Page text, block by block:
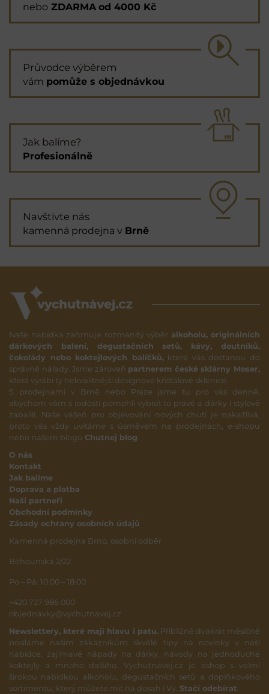
nebo ZDARMA od 4000 Kč
Průvodce výběrem
vám pomůže s objednávkou
Jak balíme?
Profesionálně
Navštivte nás
kamenná prodejna v Brně
Naše nabídka zahrnuje rozmanitý výběr alkoholu, originálních
dárkových balení, degustačních setů, kávy, doutníků,
čokolády nebo koktejlových balíčků,které vás dostanou do
správné nálady. Jsme zároveň partnerem české sklárny Moser,
která vyrábí ty nekvalitnější designové křišťálové sklenice.
S prodejnami v Brně nebo Praze jsme tu pro vás denně,
abychom vám s radostí pomohli vybrat to pravé a dárky i stylově
zabalili. Naše vášeň pro objevování nových chutí je nakažlivá,
proto vás vždy uvítáme s úsměvem na prodejnách, e-shopu
nebo našem blogu Chutnej blog.
O nás
Kontakt
Jak balíme
Doprava a platba
Naši partneři
Obchodní podmínky
Zásady ochrany osobních údajů
Kamenná prodejna Brno, osobní odběr
Běhounská 2/22
Po – Pá: 10:00 – 18:00
+420 727 986 000
objednavky@vychutnavej.cz
Newslettery, které mají hlavu i patu.Přibližně dvakrát měsíčně
posíláme našim zákazníkům skvělé tipy na novinky v naší
nabídce, zajímavé nápady na dárky, návody na jednoduché
koktejly a mnoho dalšího. Vychutnávej.cz je eshop s velmi
širokou nabídkou alkoholu, degustačních setů a doplňkového
sortimentu, který můžete mít na dosah i Vy. Stačí odebírat.